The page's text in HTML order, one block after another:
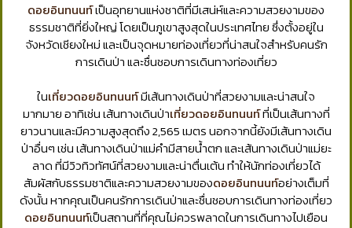
ดอยอินทนนท์เป็นอุทยานแห่งชาติที่มีเสน่ห์และความสวยงามของ
ธรรมชาติที่ยิ่งใหญ่ โดยเป็นภูเขาสูงสุดในประเทศไทย ซึ่งตั้งอยู่ใน
จังหวัดเชียงใหม่ และเป็นจุดหมายท่องเที่ยวที่น่าสนใจสำหรับคนรัก
การเดินป่า และชื่นชอบการเดินทางท่องเที่ยว
ในเที่ยวดอยอินทนนท์มีเส้นทางเดินป่าที่สวยงามและน่าสนใจ
มากมาย อาทิเช่น เส้นทางเดินป่าเที่ยวดอยอินทนนท์ที่เป็นเส้นทางที่
ยาวนานและมีความสูงสุดถึง 2,565 เมตร นอกจากนี้ยังมีเส้นทางเดิน
ป่าอื่นๆ เช่น เส้นทางเดินป่าแม่คำมีสายน้ำตก และเส้นทางเดินป่าแม่ยะ
ลาด ที่มีวิวทิวทัศน์ที่สวยงามและน่าตื่นเต้น ทำให้นักท่องเที่ยวได้
สัมผัสกับธรรมชาติและความสวยงามของดอยอินทนนท์อย่างเต็มที่
ดังนั้น หากคุณเป็นคนรักการเดินป่าและชื่นชอบการเดินทางท่องเที่ยว
ดอยอินทนนท์เป็นสถานที่ที่คุณไม่ควรพลาดในการเดินทางไปเยือน